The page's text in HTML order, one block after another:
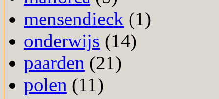
mensendieck (1)
onderwijs (14)
paarden (21)
polen (11)